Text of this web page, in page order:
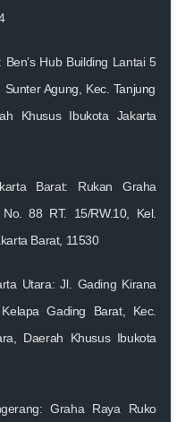
Hub Building Lantai 5
Agung, Kec. Tanjung
Khusus Ibukota Jakarta
Barat: Rukan Graha
88 RT. 15/RW.10, Kel.
Barat, 11530
Utara: Jl. Gading Kirana
Gading Barat, Kec.
Daerah Khusus Ibukota
Graha Raya Ruko